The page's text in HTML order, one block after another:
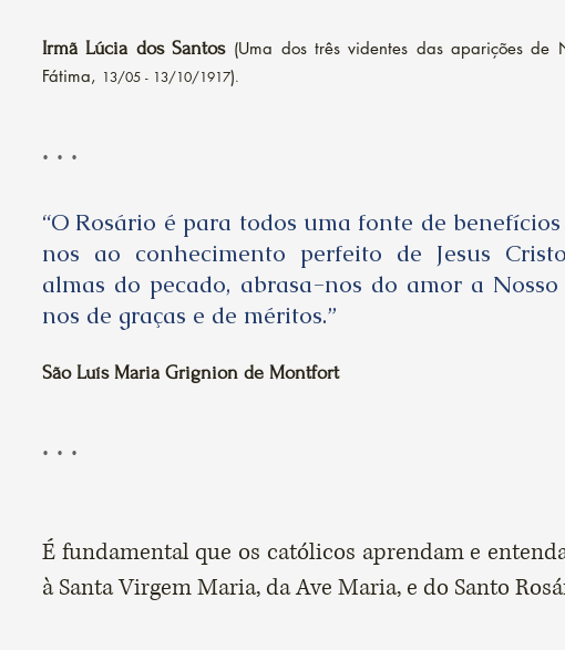
Irmã Lúcia dos Santos (Uma dos três videntes das aparições de
Fátima, 13/05 - 13/10/1917).
. . .
“O Rosário é para todos uma fonte de
nos ao conhecimento perfeito de Jesus
almas do pecado, abrasa-nos do amor a
nos de graças e de méritos.”
São Luís Maria Grignion de Montfort
. . .
É fundamental que os católicos aprendam e
à Santa Virgem Maria, da Ave Maria, e do Santo